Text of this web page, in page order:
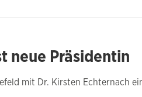
neue Präsidentin
mit Dr. Kirsten Echternach